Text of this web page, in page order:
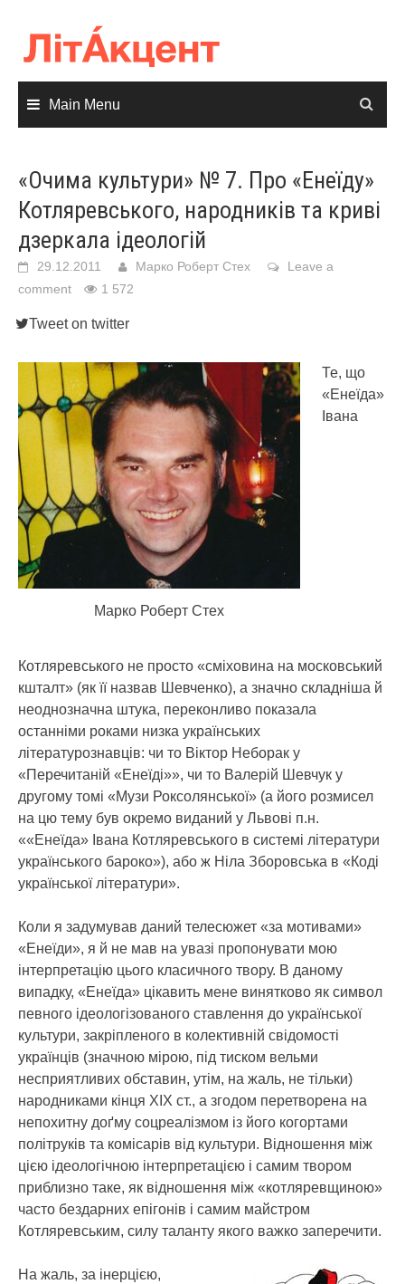
content
Main Menu
«Очима культури» № 7. Про «Енеїду»
Котляревського, народників та криві
дзеркала ідеологій
29.12.2011 Марко Роберт Стех
Leave a
comment
1 572
Tweet on twitter
Марко Роберт Стех
Те, що
«Енеїда»
Івана
Котляревського не просто «сміховина на московський
кшталт» (як її назвав Шевченко), а значно складніша й
неоднозначна штука, переконливо показала
останніми роками низка українських
літературознавців: чи то Віктор Неборак у
«Перечитаній «Енеїді»», чи то Валерій Шевчук у
другому томі «Музи Роксолянської» (а його розмисел
на цю тему був окремо виданий у Львові п.н.
««Енеїда» Івана Котляревського в системі літератури
українського бароко»), або ж Ніла Зборовська в «Коді
української літератури».
Коли я задумував даний телесюжет «за мотивами»
«Енеїди», я й не мав на увазі пропонувати мою
інтерпретацію цього класичного твору. В даному
випадку, «Енеїда» цікавить мене винятково як символ
певного ідеологізованого ставлення до української
культури, закріпленого в колективній свідомості
українців (значною мірою, під тиском вельми
несприятливих обставин, утім, на жаль, не тільки)
народниками кінця ХІХ ст., а згодом перетворена на
непохитну доґму соцреалізмом із його когортами
політруків та комісарів від культури. Відношення між
цією ідеологічною інтерпретацією і самим твором
приблизно таке, як відношення між «котляревщиною»
часто бездарних епігонів і самим майстром
Котляревським, силу таланту якого важко заперечити.
На жаль, за інерцією,